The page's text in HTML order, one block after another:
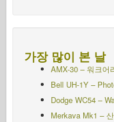
가장 많이 본 날
AMX-30 – 워크어
Bell UH-1Y –
Dodge WC54 –
Merkava Mk1 –